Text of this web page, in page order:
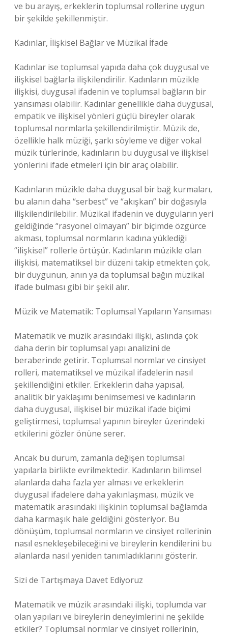
ve bu arayış, erkeklerin toplumsal rollerine uygun
bir şekilde şekillenmiştir.
Kadınlar, İlişkisel Bağlar ve Müzikal İfade
Kadınlar ise toplumsal yapıda daha çok duygusal ve
ilişkisel bağlarla ilişkilendirilir. Kadınların müzikle
ilişkisi, duygusal ifadenin ve toplumsal bağların bir
yansıması olabilir. Kadınlar genellikle daha duygusal,
empatik ve ilişkisel yönleri güçlü bireyler olarak
toplumsal normlarla şekillendirilmiştir. Müzik de,
özellikle halk müziği, şarkı söyleme ve diğer vokal
müzik türlerinde, kadınların bu duygusal ve ilişkisel
yönlerini ifade etmeleri için bir araç olabilir.
Kadınların müzikle daha duygusal bir bağ kurmaları,
bu alanın daha “serbest” ve “akışkan” bir doğasıyla
ilişkilendirilebilir. Müzikal ifadenin ve duyguların yeri
geldiğinde “rasyonel olmayan” bir biçimde özgürce
akması, toplumsal normların kadına yüklediği
“ilişkisel” rollerle örtüşür. Kadınların müzikle olan
ilişkisi, matematiksel bir düzeni takip etmekten çok,
bir duygunun, anın ya da toplumsal bağın müzikal
ifade bulması gibi bir şekil alır.
Müzik ve Matematik: Toplumsal Yapıların Yansıması
Matematik ve müzik arasındaki ilişki, aslında çok
daha derin bir toplumsal yapı analizini de
beraberinde getirir. Toplumsal normlar ve cinsiyet
rolleri, matematiksel ve müzikal ifadelerin nasıl
şekillendiğini etkiler. Erkeklerin daha yapısal,
analitik bir yaklaşımı benimsemesi ve kadınların
daha duygusal, ilişkisel bir müzikal ifade biçimi
geliştirmesi, toplumsal yapının bireyler üzerindeki
etkilerini gözler önüne serer.
Ancak bu durum, zamanla değişen toplumsal
yapılarla birlikte evrilmektedir. Kadınların bilimsel
alanlarda daha fazla yer alması ve erkeklerin
duygusal ifadelere daha yakınlaşması, müzik ve
matematik arasındaki ilişkinin toplumsal bağlamda
daha karmaşık hale geldiğini gösteriyor. Bu
dönüşüm, toplumsal normların ve cinsiyet rollerinin
nasıl esnekleşebileceğini ve bireylerin kendilerini bu
alanlarda nasıl yeniden tanımladıklarını gösterir.
Sizi de Tartışmaya Davet Ediyoruz
Matematik ve müzik arasındaki ilişki, toplumda var
olan yapıları ve bireylerin deneyimlerini ne şekilde
etkiler? Toplumsal normlar ve cinsiyet rollerinin,